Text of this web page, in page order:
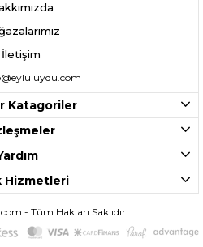
İletişim
Katagoriler
Hizmetleri
- Tüm Hakları Saklıdır.